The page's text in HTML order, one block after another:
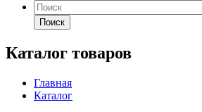
Поиск
Каталог товаров
Главная
Каталог